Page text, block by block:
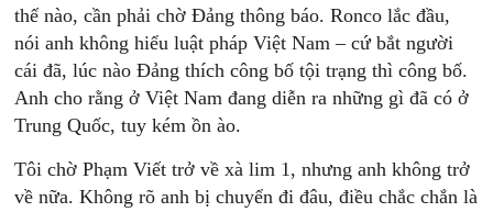
thế nào, cần phải chờ Ðảng thông báo. Ronco lắc đầu,
nói anh không hiểu luật pháp Việt Nam – cứ bắt người
cái đã, lúc nào Ðảng thích công bố tội trạng thì công bố.
Anh cho rằng ở Việt Nam đang diễn ra những gì đã có ở
Trung Quốc, tuy kém ồn ào.
Tôi chờ Phạm Viết trở về xà lim 1, nhưng anh không trở
về nữa. Không rõ anh bị chuyển đi đâu, điều chắc chắn là